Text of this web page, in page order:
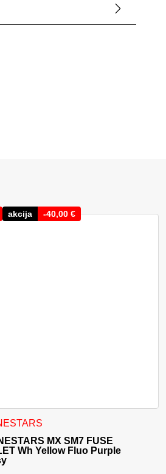
izdelka
akcija -40,00 €
MX SM7 FUSE
Wh Yellow Fluo Purple
ima več različic. Možnosti lahko